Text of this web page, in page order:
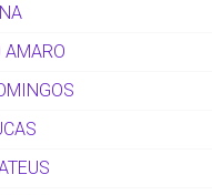
AMARO